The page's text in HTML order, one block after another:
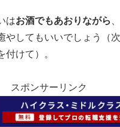
はお酒でもあおりながら
やしてもいいでしょう（
付けて）。
スポンサーリンク